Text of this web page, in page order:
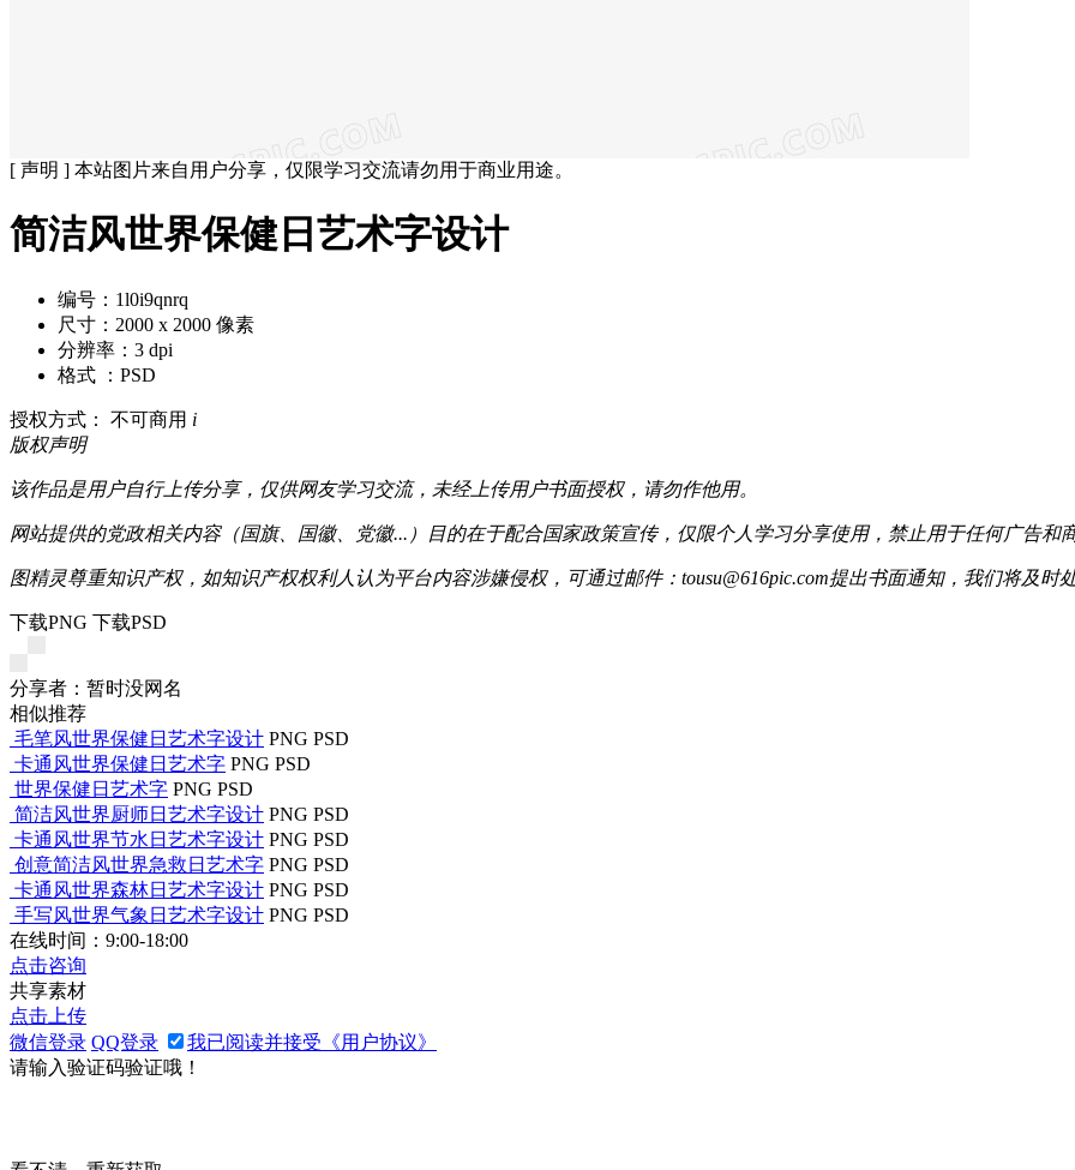
[ 声明 ] 本站图片来自用户分享，仅限学习交流请勿用于商业用途。
简洁风世界保健日艺术字设计
编号：1l0i9qnrq
尺寸：2000 x 2000 像素
分辨率：3 dpi
格式 ：PSD
授权方式： 不可商用 i
版权声明
该作品是用户自行上传分享，仅供网友学习交流，未经上传用户书面授权，请勿作他用。
网站提供的党政相关内容（国旗、国徽、党徽...）目的在于配合国家政策宣传，仅限个人学习分享使用，禁止用于任何广告和
图精灵尊重知识产权，如知识产权权利人认为平台内容涉嫌侵权，可通过邮件：tousu@616pic.com提出书面通知，我们将及时处
下载PNG 下载PSD
分享者：暂时没网名
相似推荐
毛笔风世界保健日艺术字设计 PNG PSD
卡通风世界保健日艺术字 PNG PSD
世界保健日艺术字 PNG PSD
简洁风世界厨师日艺术字设计 PNG PSD
卡通风世界节水日艺术字设计 PNG PSD
创意简洁风世界急救日艺术字 PNG PSD
卡通风世界森林日艺术字设计 PNG PSD
手写风世界气象日艺术字设计 PNG PSD
在线时间：9:00-18:00
点击咨询
共享素材
点击上传
微信登录 QQ登录
我已阅读并接受《用户协议》
请输入验证码验证哦！